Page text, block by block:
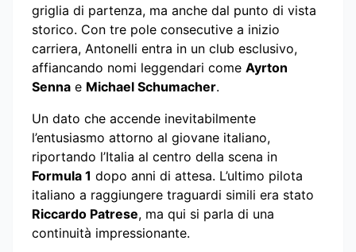
griglia di partenza, ma anche dal punto di vista
storico. Con tre pole consecutive a inizio
carriera, Antonelli entra in un club esclusivo,
affiancando nomi leggendari come Ayrton
Senna e Michael Schumacher.
Un dato che accende inevitabilmente
l’entusiasmo attorno al giovane italiano,
riportando l’Italia al centro della scena in
Formula 1 dopo anni di attesa. L’ultimo pilota
italiano a raggiungere traguardi simili era stato
Riccardo Patrese, ma qui si parla di una
continuità impressionante.